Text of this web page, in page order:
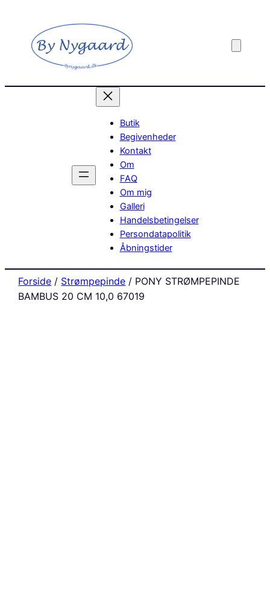
Butik
Begivenheder
Kontakt
Om
FAQ
Om mig
Galleri
Handelsbetingelser
Persondatapolitik
Åbningstider
Forside / Strømpepinde / PONY STRØMPEPINDE
BAMBUS 20 CM 10,0 67019